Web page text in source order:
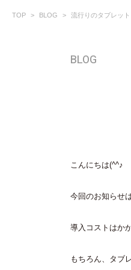
TOP BLOG 流行りのタブレッ
BLOG
こんにちは(^^♪
今回のお知らせ
導入コストはか
もちろん、タブ